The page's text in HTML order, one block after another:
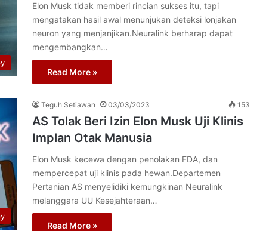
Elon Musk tidak memberi rincian sukses itu, tapi
mengatakan hasil awal menunjukan deteksi lonjakan
neuron yang menjanjikan.Neuralink berharap dapat
mengembangkan…
Read More »
Teguh Setiawan 03/03/2023 153
AS Tolak Beri Izin Elon Musk Uji Klinis
Implan Otak Manusia
Elon Musk kecewa dengan penolakan FDA, dan
mempercepat uji klinis pada hewan.Departemen
Pertanian AS menyelidiki kemungkinan Neuralink
melanggara UU Kesejahteraan…
Read More »